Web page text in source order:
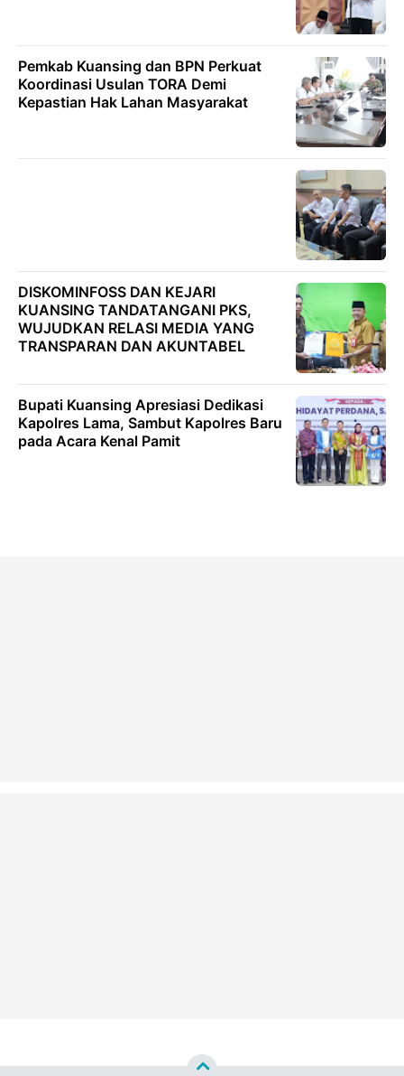
Pemkab Kuansing dan BPN Perkuat
Koordinasi Usulan TORA Demi
Kepastian Hak Lahan Masyarakat
DISKOMINFOSS DAN KEJARI
KUANSING TANDATANGANI PKS,
WUJUDKAN RELASI MEDIA YANG
TRANSPARAN DAN AKUNTABEL
Bupati Kuansing Apresiasi Dedikasi
Kapolres Lama, Sambut Kapolres Baru
pada Acara Kenal Pamit